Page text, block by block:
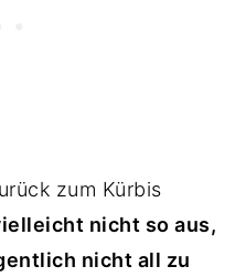
zum Kürbis
nicht so aus,
nicht all zu